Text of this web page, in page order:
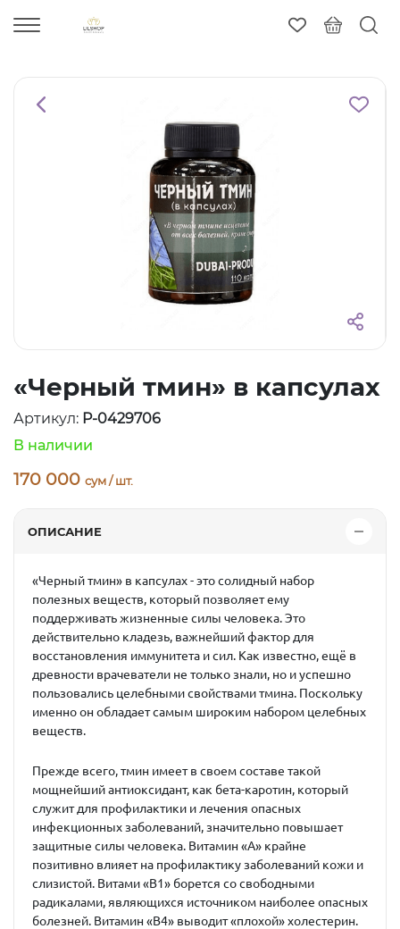
«Черный тмин» в капсулах
Артикул: P-0429706
В наличии
170 000 сум / шт.
ОПИСАНИЕ
«Черный тмин» в капсулах- это солидный набор
полезных веществ, который позволяет ему
поддерживать жизненные силы человека. Это
действительно кладезь, важнейший фактор для
восстановления иммунитета и сил. Как известно, ещё в
древности врачеватели не только знали, но и успешно
пользовались целебными свойствами тмина. Поскольку
именно он обладает самым широким набором целебных
веществ.
Прежде всего, тмин имеет в своем составе такой
мощнейший антиоксидант, как бета-каротин, который
служит для профилактики и лечения опасных
инфекционных заболеваний, значительно повышает
защитные силы человека. Витамин «А» крайне
позитивно влияет на профилактику заболеваний кожи и
слизистой. Витами «В1» борется со свободными
радикалами, являющихся источником наиболее опасных
болезней. Витамин «В4» выводит «плохой» холестерин.